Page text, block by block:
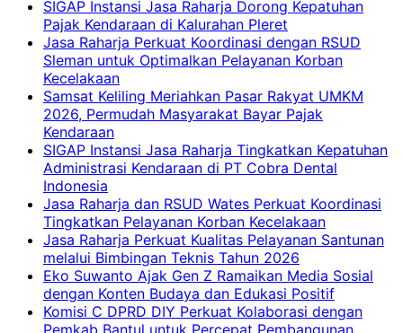
SIGAP Instansi Jasa Raharja Dorong Kepatuhan
Pajak Kendaraan di Kalurahan Pleret
Jasa Raharja Perkuat Koordinasi dengan RSUD
Sleman untuk Optimalkan Pelayanan Korban
Kecelakaan
Samsat Keliling Meriahkan Pasar Rakyat UMKM
2026, Permudah Masyarakat Bayar Pajak
Kendaraan
SIGAP Instansi Jasa Raharja Tingkatkan Kepatuhan
Administrasi Kendaraan di PT Cobra Dental
Indonesia
Jasa Raharja dan RSUD Wates Perkuat Koordinasi
Tingkatkan Pelayanan Korban Kecelakaan
Jasa Raharja Perkuat Kualitas Pelayanan Santunan
melalui Bimbingan Teknis Tahun 2026
Eko Suwanto Ajak Gen Z Ramaikan Media Sosial
dengan Konten Budaya dan Edukasi Positif
Komisi C DPRD DIY Perkuat Kolaborasi dengan
Pemkab Bantul untuk Percepat Pembangunan